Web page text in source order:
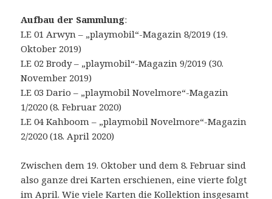
Aufbau der Sammlung:
LE 01 Arwyn – „playmobil“-Magazin 8/2019 (19.
Oktober 2019)
LE 02 Brody – „playmobil“-Magazin 9/2019 (30.
November 2019)
LE 03 Dario – „playmobil Novelmore“-Magazin
1/2020 (8. Februar 2020)
LE 04 Kahboom – „playmobil Novelmore“-Magazin
2/2020 (18. April 2020)
Zwischen dem 19. Oktober und dem 8. Februar sind
also ganze drei Karten erschienen, eine vierte folgt
im April. Wie viele Karten die Kollektion insgesamt